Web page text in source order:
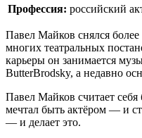
Профессия: российский
Павел Майков снялся
многих театральных
карьеры он занимается
ButterBrodsky, а недавно
Павел Майков считает
мечтал быть актёром — и
— и делает это.